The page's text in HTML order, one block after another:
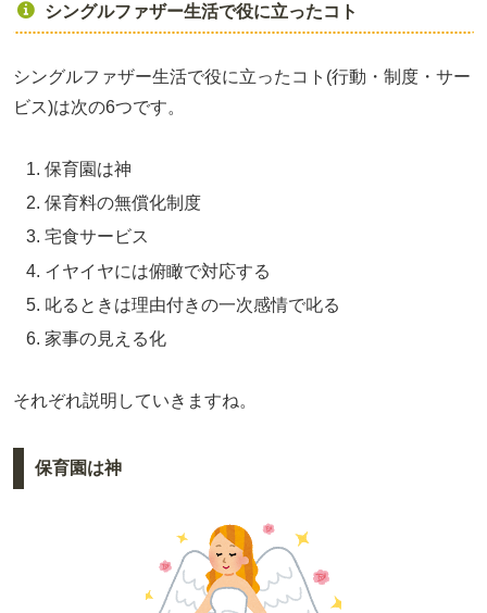
シングルファザー生活で役に立ったコト
シングルファザー生活で役に立ったコト(行動・制度・サー
ビス)は次の6つです。
保育園は神
保育料の無償化制度
宅食サービス
イヤイヤには俯瞰で対応する
叱るときは理由付きの一次感情で叱る
家事の見える化
それぞれ説明していきますね。
保育園は神